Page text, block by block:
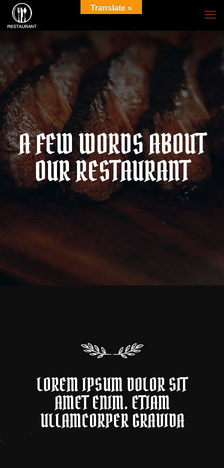
A FEW WORDS ABOUT
OUR RESTAURANT
LOREM IPSUM DOLOR SIT
AMET ENIM. ETIAM
ULLAMCORPER GRAVIDA
Translate »